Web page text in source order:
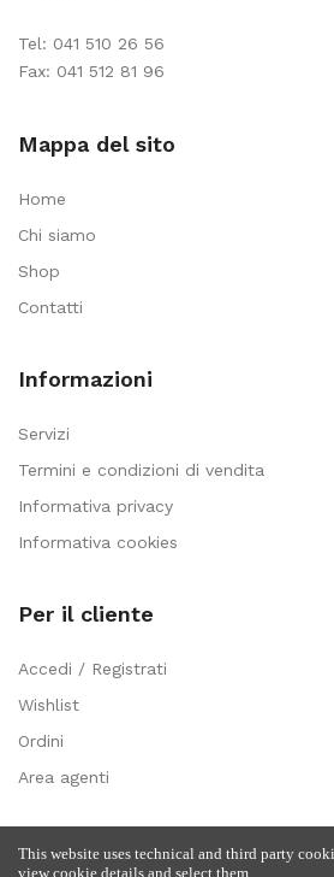
Tel: 041 510 26 56
Fax: 041 512 81 96
Mappa del sito
Home
Chi siamo
Shop
Contatti
Informazioni
Servizi
Termini e condizioni di vendita
Informativa privacy
Informativa cookies
Per il cliente
Accedi / Registrati
Wishlist
Ordini
Area agenti
This website uses technical and third party
view cookie details and select them.